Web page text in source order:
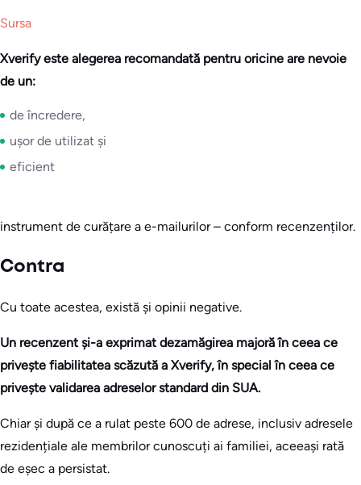
Sursa
Xverify este alegerea recomandată pentru oricine are nevoie
de un:
de încredere,
ușor de utilizat și
eficient
instrument de curățare a e-mailurilor – conform recenzenților.
Contra
Cu toate acestea, există și opinii negative.
Un recenzent și-a exprimat dezamăgirea majoră în ceea ce
privește fiabilitatea scăzută a Xverify, în special în ceea ce
privește validarea adreselor standard din SUA.
Chiar și după ce a rulat peste 600 de adrese, inclusiv adresele
rezidențiale ale membrilor cunoscuți ai familiei, aceeași rată
de eșec a persistat.